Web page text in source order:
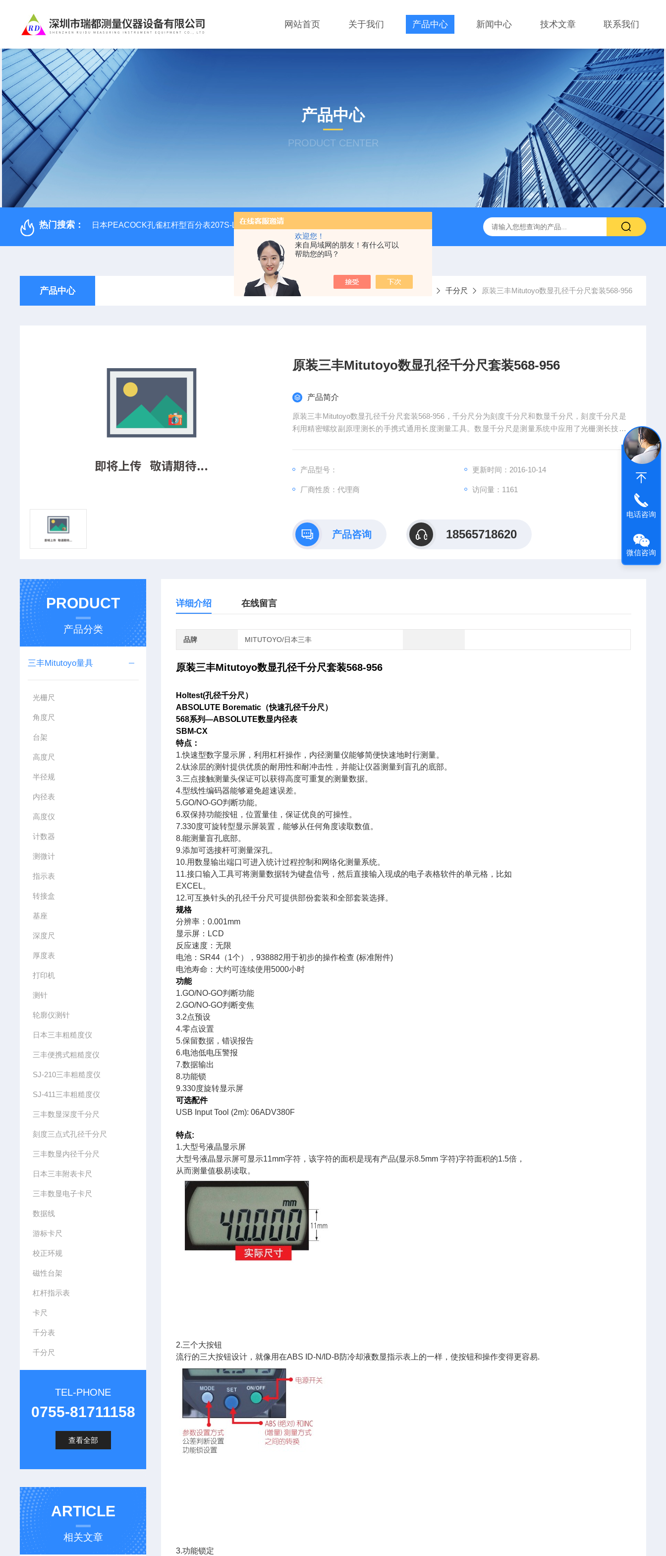
欢迎您！
来自局域网的朋友！有什么可以
帮助您的吗？
网站首页 关于我们 产品中心 新闻中心 技术文章 联系我们
产品中心
PRODUCT CENTER
热门搜索： 日本PEACOCK孔雀杠杆型百分表207S-LL现货 日本指针式PEACOCK孔雀杠杆百分表207F-T 深圳代理日本PEACOCK孔雀杠杆型百分表207 供应日本
产品中心 当前位置： 产品中心 三丰Mitutoyo量具 千分尺 原装三丰Mitutoyo数显孔径千分尺套装568-956
原装三丰Mitutoyo数显孔径千分尺套装568-956
产品简介
原装三丰Mitutoyo数显孔径千分尺套装568-956，千分尺分为刻度千分尺和数显千分尺，刻度千分尺是
利用精密螺纹副原理测长的手携式通用长度测量工具。数显千分尺是测量系统中应用了光栅测长技术
产品型号： 更新时间：2016-10-14
厂商性质：代理商 访问量：1161
产品咨询 18565718620
PRODUCT
产品分类
三丰Mitutoyo量具
光栅尺
角度尺
台架
高度尺
半径规
内径表
高度仪
计数器
测微计
指示表
转接盒
基座
深度尺
厚度表
打印机
测针
轮廓仪测针
日本三丰粗糙度仪
三丰便携式粗糙度仪
SJ-210三丰粗糙度仪
SJ-411三丰粗糙度仪
三丰数显深度千分尺
刻度三点式孔径千分尺
三丰数显内径千分尺
日本三丰附表卡尺
三丰数显电子卡尺
数据线
游标卡尺
校正环规
磁性台架
杠杆指示表
卡尺
千分表
千分尺
TEL-PHONE
0755-81711158
查看全部
ARTICLE
相关文章
详细介绍 在线留言
品牌 MITUTOYO/日本三丰
原装三丰Mitutoyo数显孔径千分尺套装568-956
Holtest(孔径千分尺）
ABSOLUTE Borematic （快速孔径千分尺）
568系列—ABSOLUTE数显内径表
SBM-CX
特点：
1.快速型数字显示屏，利用杠杆操作，内径测量仪能够简便快速地时行测量。
2.钛涂层的测针提供优质的耐用性和耐冲击性，并能让仪器测量到盲孔的底部。
3.三点接触测量头保证可以获得高度可重复的测量数据。
4.型线性编码器能够避免超速误差。
5.GO/NO-GO判断功能。
6.双保持功能按钮，位置量佳，保证优良的可操性。
7.330度可旋转型显示屏装置，能够从任何角度读取数值。
8.能测量盲孔底部。
9.添加可选接杆可测量深孔。
10.用数显输出端口可进入统计过程控制和网络化测量系统。
11.接口输入工具可将测量数据转为键盘信号，然后直接输入现成的电子表格软件的单元格，比如
EXCEL。
12.可互换针头的孔径千分尺可提供部份套装和全部套装选择。
规格
分辨率：0.001mm
显示屏： LCD
反应速度：无限
电池： SR44 （1个），938882用于初步的操作检查 (标准附件)
电池寿命：大约可连续使用5000小时
功能
1.GO/NO-GO判断功能
2.GO/NO-GO判断变焦
3.2点预设
4.零点设置
5.保留数据，错误报告
6.电池低电压警报
7.数据输出
8.功能锁
9.330度旋转显示屏
可选配件
USB Input Tool (2m): 06ADV380F
特点:
1.大型号液晶显示屏
大型号液晶显示屏可显示11mm字符，该字符的面积是现有产品(显示8.5mm字符)字符面积的1.5倍，
从而测量值极易读取。
2.三个大按钮
流行的三大按钮设计，就像用在ABS ID-N/ID-B防冷却液数显指示表上的一样，使按钮和操作变得更容易.
3.功能锁定
电话咨询
微信咨询